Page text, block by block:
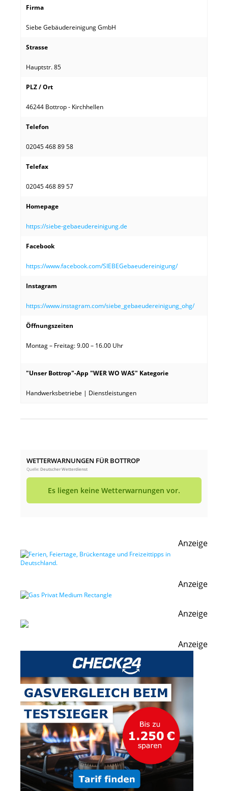
Firma
Siebe Gebäudereinigung GmbH
Strasse
Hauptstr. 85
PLZ / Ort
46244 Bottrop - Kirchhellen
Telefon
02045 468 89 58
Telefax
02045 468 89 57
Homepage
https://siebe-gebaeudereinigung.de
Facebook
https://www.facebook.com/SIEBEGebaeudereinigung/
Instagram
https://www.instagram.com/siebe_gebaeudereinigung_ohg/
Öffnungszeiten
Montag – Freitag: 9.00 – 16.00 Uhr
"Unser Bottrop"-App "WER WO WAS" Kategorie
Handwerksbetriebe | Dienstleistungen
WETTERWARNUNGEN FÜR BOTTROP
Quelle:Deutscher Wetterdienst
Es liegen keine Wetterwarnungen vor.
Anzeige
Anzeige
Anzeige
Anzeige